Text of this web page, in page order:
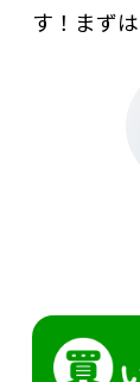
す！まず